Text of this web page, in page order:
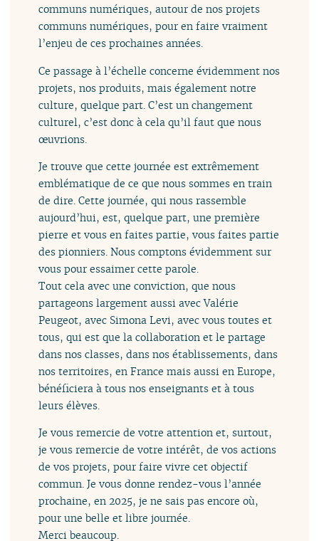
communs numériques, autour de nos projets
communs numériques, pour en faire vraiment
l’enjeu de ces prochaines années.
Ce passage à l’échelle concerne évidemment nos
projets, nos produits, mais également notre
culture, quelque part. C’est un changement
culturel, c’est donc à cela qu’il faut que nous
œuvrions.
Je trouve que cette journée est extrêmement
emblématique de ce que nous sommes en train
de dire. Cette journée, qui nous rassemble
aujourd’hui, est, quelque part, une première
pierre et vous en faites partie, vous faites partie
des pionniers. Nous comptons évidemment sur
vous pour essaimer cette parole.
Tout cela avec une conviction, que nous
partageons largement aussi avec Valérie
Peugeot, avec Simona Levi, avec vous toutes et
tous, qui est que la collaboration et le partage
dans nos classes, dans nos établissements, dans
nos territoires, en France mais aussi en Europe,
bénéficiera à tous nos enseignants et à tous
leurs élèves.
Je vous remercie de votre attention et, surtout,
je vous remercie de votre intérêt, de vos actions
de vos projets, pour faire vivre cet objectif
commun. Je vous donne rendez-vous l’année
prochaine, en 2025, je ne sais pas encore où,
pour une belle et libre journée.
Merci beaucoup.